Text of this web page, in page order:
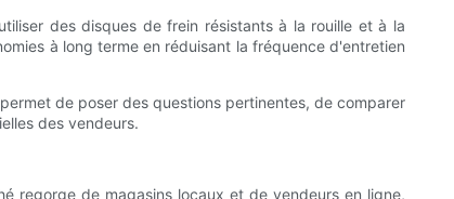
des disques de frein résistants à la rouille et à la
à long terme en réduisant la fréquence d'entretien
de poser des questions pertinentes, de comparer
des vendeurs.
regorge de magasins locaux et de vendeurs en ligne,